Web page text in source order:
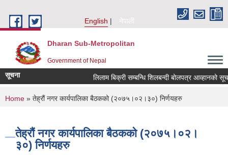
English
नेपाली
Dharan Sub-Metropolitan
Government of Nepal
सूचना लिलाम बिक्री सम्बन्धि शिलबन्दी बोलपत्र
You are here
Home » तेह्रौं नगर कार्यपालिका बैठकको (२०७५।०२।३०) निर्णयहरु
तेह्रौं नगर कार्यपालिका बैठकको (२०७५।०२।
३०) निर्णयहरु